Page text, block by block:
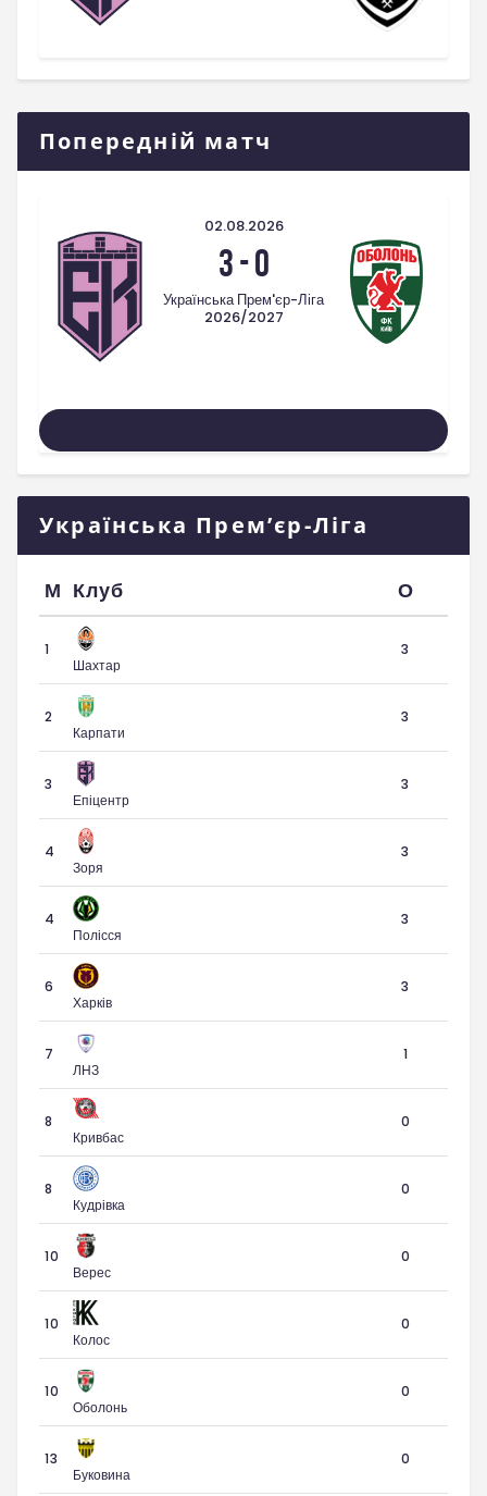
Попередній матч
02.08.2026
3-0
Українська Прем'єр-Ліга
2026/2027
Українська Прем’єр-Ліга
М Клуб О
1
Шахтар
3
2
Карпати
3
3
Епіцентр
3
4
Зоря
3
4
Полісся
3
6
Харків
3
7
ЛНЗ
1
8
Кривбас
0
8
Кудрівка
0
10
Верес
0
10
Колос
0
10
Оболонь
0
13
Буковина
0